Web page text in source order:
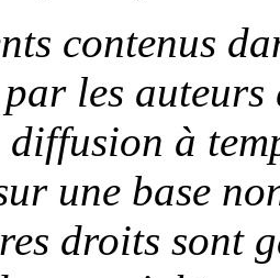
contenus
les
à
une base
droits sont